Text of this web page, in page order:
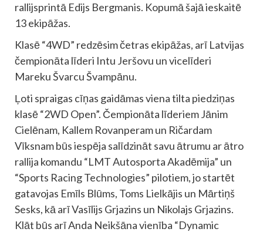
rallijsprintā Edijs Bergmanis. Kopumā šajā ieskaitē
13 ekipāžas.
Klasē “4WD” redzēsim četras ekipāžas, arī Latvijas
čempionāta līderi Intu Jeršovu un vicelīderi
Mareku Švarcu Švampānu.
Ļoti spraigas cīņas gaidāmas viena tilta piedziņas
klasē “2WD Open”. Čempionāta līderiem Jānim
Cielēnam, Kallem Rovanperam un Ričardam
Vīksnam būs iespēja salīdzināt savu ātrumu ar ātro
rallija komandu “LMT Autosporta Akadēmija” un
“Sports Racing Technologies” pilotiem, jo startēt
gatavojas Emīls Blūms, Toms Lielkājis un Mārtiņš
Sesks, kā arī Vasīlijs Grjazins un Nikolajs Grjazins.
Klāt būs arī Anda Neikšāna vienība “Dynamic